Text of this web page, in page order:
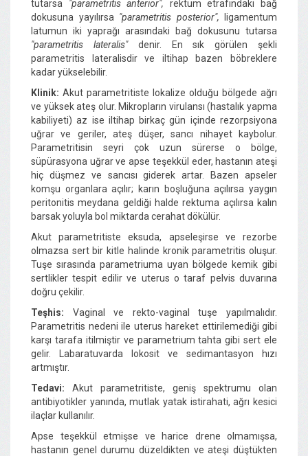
tutarsa "parametritis anterior", rektum etrafındaki bağ
dokusuna yayılırsa "parametritis posterior", ligamentum
latumun iki yaprağı arasındaki bağ dokusunu tutarsa
"parametritis lateralis"denir. En sık görülen şekli
parametritis lateralisdir ve iltihap bazen böbreklere
kadar yükselebilir.
Klinik: Akut parametritiste lokalize olduğu bölgede ağrı
ve yüksek ateş olur. Mikropların virulansı (hastalık yapma
kabiliyeti) az ise iltihap birkaç gün içinde rezorpsiyona
uğrar ve geriler, ateş düşer, sancı nihayet kaybolur.
Parametritisin seyri çok uzun sürerse o bölge,
süpürasyona uğrar ve apse teşekkül eder, hastanın ateşi
hiç düşmez ve sancısı giderek artar. Bazen apseler
komşu organlara açılır; karın boşluğuna açılırsa yaygın
peritonitis meydana geldiği halde rektuma açılırsa kalın
barsak yoluyla bol miktarda cerahat dökülür.
Akut parametritiste eksuda, apseleşirse ve rezorbe
olmazsa sert bir kitle halinde kronik parametritis oluşur.
Tuşe sırasında parametriuma uyan bölgede kemik gibi
sertlikler tespit edilir ve uterus o taraf pelvis duvarına
doğru çekilir.
Teşhis: Vaginal ve rekto-vaginal tuşe yapılmalıdır.
Parametritis nedeni ile uterus hareket ettirilemediği gibi
karşı tarafa itilmiştir ve parametrium tahta gibi sert ele
gelir. Labaratuvarda lokosit ve sedimantasyon hızı
artmıştır.
Tedavi: Akut parametritiste, geniş spektrumu olan
antibiyotikler yanında, mutlak yatak istirahati, ağrı kesici
ilaçlar kullanılır.
Apse teşekkül etmişse ve harice drene olmamışsa,
hastanın genel durumu düzeldikten ve ateşi düştükten